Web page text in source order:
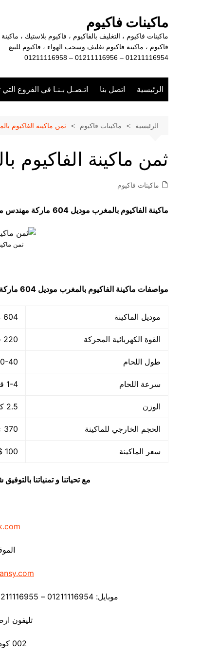
ماكينات فاكيوم
ماكينات فاكيوم ، التغليف بالفاكيوم ، فاكيوم بلاستيك ، ماكينة
فاكيوم ، ماكينة فاكيوم تغليف وسحب الهواء ، فاكيوم للبيع
01211116954 – 01211116956 – 01211116958
الرئيسية اتصل بنا اتـصـل بـنـا في الفروع
الرئيسية ماكينات فاكيوم ثمن ماكينة الفاكيوم
ثمن ماكينة الفاكيوم
ماكينات فاكيوم
ماكينة الفاكيوم بالمغرب موديل 604 ماركة مهندس
ثمن
مواصفات ماكينة الفاكيوم بالمغرب موديل 604
موديل الماكينة 604 ماركة مهندس منسي
القوة الكهربائية المحركة 220 فولت – 50هرتز
طول اللحام 30-40
سرعة اللحام 1-4 قطعة/الدقيقة
الوزن 2.5 كجم
الحجم الخارجي للماكينة 370 × 140 × 73 مم
سعر الماكينة 100 $ او ما يعادله بالجنيه المصرى
مع تحياتنا و تمنياتنا
موبايل: 01211116954 – 01211116955 – 01211116956 – – 01211116958
تليفون ارضي
002 كود مصر قبل الرقم